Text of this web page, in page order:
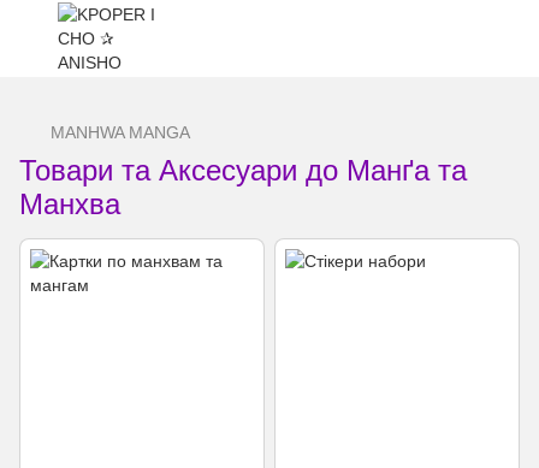
MANHWA MANGA
Товари та Аксесуари до Манґа та
Манхва